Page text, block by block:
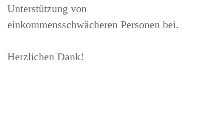
Unterstützung von
einkommensschwächeren Personen bei.
Herzlichen Dank!